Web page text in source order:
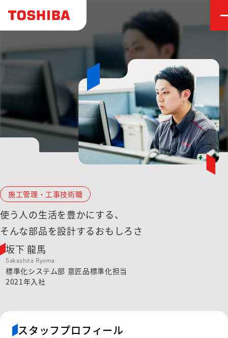
BUSINESS
BUSINESS
事業を知る
事業を知る
ABOUT JOBS
ABOUT JOBS
職種を知る
職種を知る
INTERVIEW
INTERVIEW
働く人を知る
働く人を知る
PROJECTS
PROJECTS
プロジェクトを知る
プロジェクトを知る
COMPANY
会社概要
会社概要
RECRUIT
RECRUIT
コーポレートサイト
コーポレートサイト
中途採用サイト
中途採用サイト
高校・高専・専門卒向け採用サイト
高校・高専・専門卒向け採用サイト
施工管理・工事技術職
使う人の生活を豊かにする、
そんな部品を設計するおもしろさ
坂下 龍馬
Sakashita Ryoma
標準化システム部 意匠品標準化担当
2021年入社
スタッフプロフィール
会社を知る
職種を知る
プロジ
働く人を知る